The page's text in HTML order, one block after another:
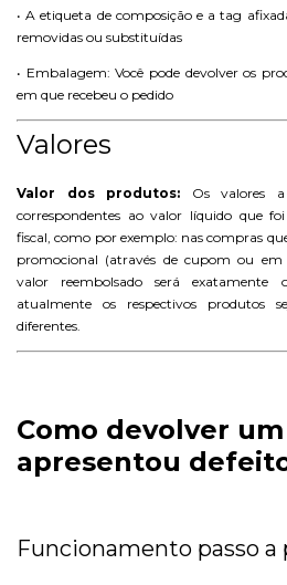
• A etiqueta de composição e a tag
removidas ou substituídas
• Embalagem: Você pode devolver os
em que recebeu o pedido
Valores
Valor dos produtos: Os valores a
correspondentes ao valor líquido que
fiscal, como por exemplo: nas compras
promocional (através de cupom ou
valor reembolsado será
atualmente os respectivos produtos
diferentes.
Como devolver
apresentou
Funcionamento passo a